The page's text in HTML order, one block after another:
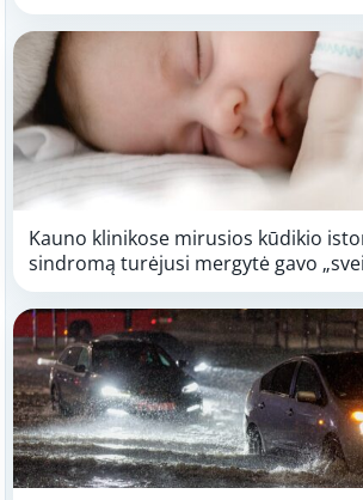
Kauno klinikose mirusios kūdikio
sindromą turėjusi mergytė gavo